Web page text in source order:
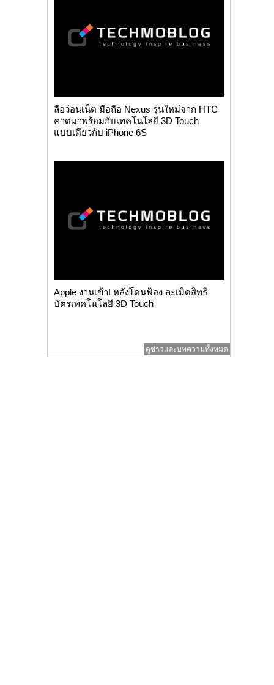
ลือว่อนเน็ต มือถือ Nexus รุ่นใหม่จาก HTC
คาดมาพร้อมกับเทคโนโลยี 3D Touch
แบบเดียวกับ iPhone 6S
Apple งานเข้า! หลังโดนฟ้อง ละเมิดสิทธิ
บัตรเทคโนโลยี 3D Touch
ดูข่าวและบทความทั้งหมด